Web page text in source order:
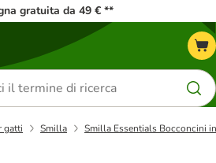
gratuita da 49 € **
gatti Smilla Smilla Essentials Bocconcini